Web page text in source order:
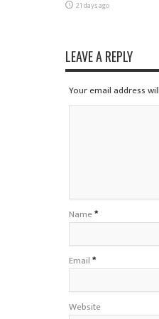
21 days ago
LEAVE A REPLY
Your email address
Name*
Email*
Website